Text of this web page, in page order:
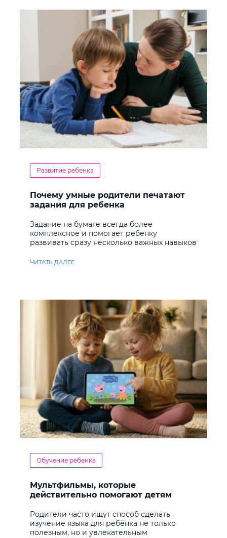
Развитие ребенка
Почему умные родители печатают
задания для ребенка
Задание на бумаге всегда более
комплексное и помогает ребенку
развивать сразу несколько важных навыков
ЧИТАТЬ ДАЛЕЕ
Обучение ребенка
Мультфильмы, которые
действительно помогают детям
Родители часто ищут способ сделать
изучение языка для ребёнка не только
полезным, но и увлекательным